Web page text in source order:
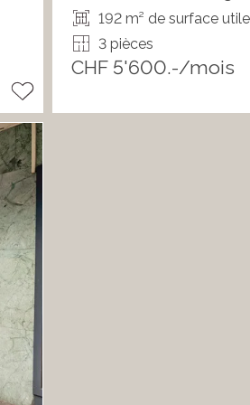
192 m² de surface utile
3 pièces
CHF 5'600.-/mois